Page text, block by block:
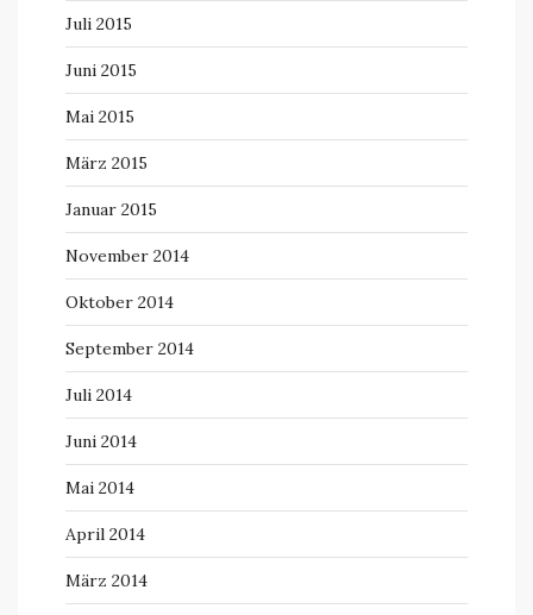
Juli 2015
Juni 2015
Mai 2015
März 2015
Januar 2015
November 2014
Oktober 2014
September 2014
Juli 2014
Juni 2014
Mai 2014
April 2014
März 2014